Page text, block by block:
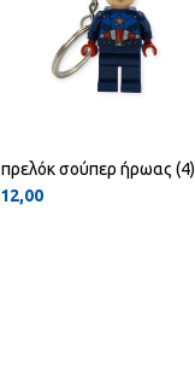
σούπερ ήρωας (4)
12,00